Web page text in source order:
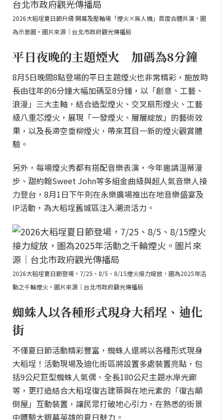
2026大稻埕夏日節升級 開幕及壓軸場「煙火×無人機」首度合體共演，圖
為示意圖。圖片來源｜台北市政府觀光傳播局
平日夜晚的主題煙火 加碼為8分鐘
8月5日晚間8點登場的平日主題煙火也非常精彩，施放時
長由往年的6分鐘大幅加碼至8分鐘，以「創意、工藝、
浪漫」三大主軸，結合造型煙火、交叉扇形煙火、工藝
級八重芯煙火，展現「一發煙火、層層綻放」的藝術效
果，以及長滯空垂柳煙火，帶來耳目一新的煙火觀賞體
驗。
另外，每場煙火秀都有搭配音樂表演，今年邀請溫蒂漫
步、甜約翰Sweet John等多組金曲級與超人氣音樂人接
力登台，8月1日下午則在永樂廣場推出在地音樂盛宴及
IP活動，為大稻埕舊城區注入潮流活力。
2026大稻埕夏日節登場，7/25、8/5、8/15煙火接力綻放，圖為2025年活
動之千輪煙火。圖片來源｜台北市政府觀光傳播局
蜘蛛人以各種形式現身大稻埕、迪化
街
不僅夏日節活動精彩豐富，蜘蛛人還將以各種形式現身
大稻埕！活動現場及迪化街區將設置多處裝置亮點，包
括9公尺巨型蜘蛛人氣偶、全長180公尺主題水岸光廊
等，更打造結合大稻埕復古建築與在地元素的「復古顛
倒屋」互動裝置，讓民眾打破地心引力，在熟悉的街景
中體驗大銀幕英雄的夏日魅力。